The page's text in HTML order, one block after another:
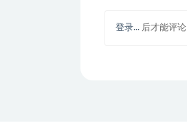
登录... 后才能评论